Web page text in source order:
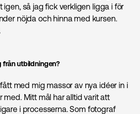
så jag fick verkligen ligga i för
nöjda och hinna med kursen.
från utbildningen?
med mig massor av nya idéer in i
med. Mitt mål har alltid varit att
i processerna. Som fotograf